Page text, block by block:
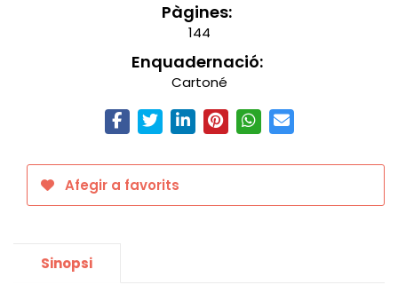
Pàgines:
144
Enquadernació:
Cartoné
Afegir a favorits
Sinopsi